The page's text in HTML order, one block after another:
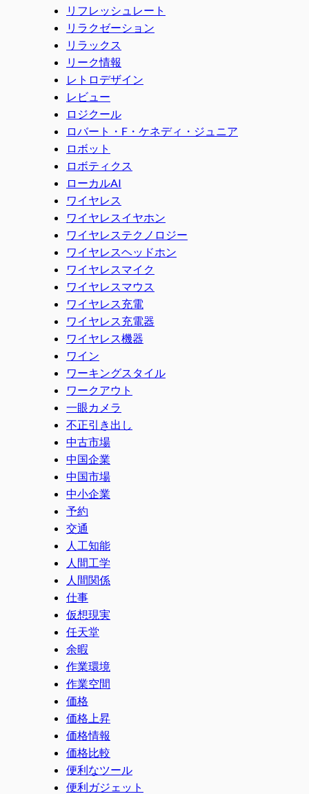
リフレッシュレート
リラクゼーション
リラックス
リーク情報
レトロデザイン
レビュー
ロジクール
ロバート・F・ケネディ・ジュニア
ロボット
ロボティクス
ローカルAI
ワイヤレス
ワイヤレスイヤホン
ワイヤレステクノロジー
ワイヤレスヘッドホン
ワイヤレスマイク
ワイヤレスマウス
ワイヤレス充電
ワイヤレス充電器
ワイヤレス機器
ワイン
ワーキングスタイル
ワークアウト
一眼カメラ
不正引き出し
中古市場
中国企業
中国市場
中小企業
予約
交通
人工知能
人間工学
人間関係
仕事
仮想現実
任天堂
余暇
作業環境
作業空間
価格
価格上昇
価格情報
価格比較
便利なツール
便利ガジェット